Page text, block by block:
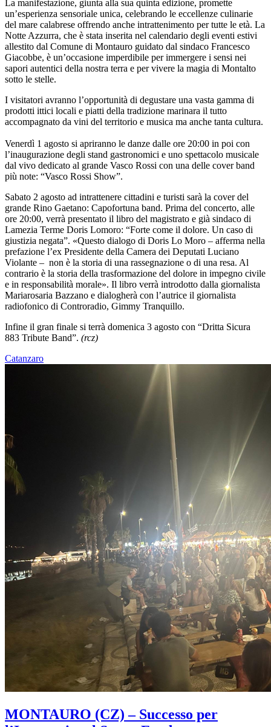
La manifestazione, giunta alla sua quinta edizione, promette
un’esperienza sensoriale unica, celebrando le eccellenze culinarie
del mare calabrese offrendo anche intrattenimento per tutte le età. La
Notte Azzurra, che è stata inserita nel calendario degli eventi estivi
allestito dal Comune di Montauro guidato dal sindaco Francesco
Giacobbe, è un’occasione imperdibile per immergere i sensi nei
sapori autentici della nostra terra e per vivere la magia di Montalto
sotto le stelle.
I visitatori avranno l’opportunità di degustare una vasta gamma di
prodotti ittici locali e piatti della tradizione marinara il tutto
accompagnato da vini del territorio e musica ma anche tanta cultura.
Venerdì 1 agosto si apriranno le danze dalle ore 20:00 in poi con
l’inaugurazione degli stand gastronomici e uno spettacolo musicale
dal vivo dedicato al grande Vasco Rossi con una delle cover band
più note: “Vasco Rossi Show”.
Sabato 2 agosto ad intrattenere cittadini e turisti sarà la cover del
grande Rino Gaetano: Capofortuna band. Prima del concerto, alle
ore 20:00, verrà presentato il libro del magistrato e già sindaco di
Lamezia Terme Doris Lomoro: “Forte come il dolore. Un caso di
giustizia negata”. «Questo dialogo di Doris Lo Moro – afferma nella
prefazione l’ex Presidente della Camera dei Deputati Luciano
Violante – non è la storia di una rassegnazione o di una resa. Al
contrario è la storia della trasformazione del dolore in impegno civile
e in responsabilità morale». Il libro verrà introdotto dalla giornalista
Mariarosaria Bazzano e dialogherà con l’autrice il giornalista
radiofonico di Controradio, Gimmy Tranquillo.
Infine il gran finale si terrà domenica 3 agosto con “Dritta Sicura
883 Tribute Band”. (rcz)
Catanzaro
MONTAURO (CZ) – Successo per